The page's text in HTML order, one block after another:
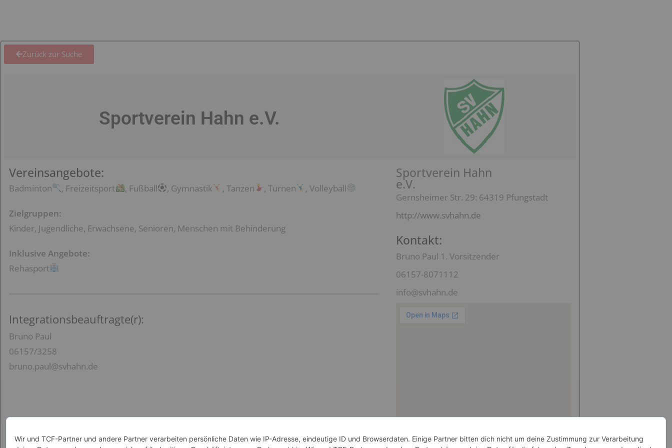
Zurück zur Suche
Sportverein Hahn e.V.
Vereinsangebote:
Badminton , Freizeitsport , Fußball , Gymnastik , Tanzen , Turnen , Volleyball
Zielgruppen:
Kinder, Jugendliche, Erwachsene, Senioren, Menschen mit Behinderung
Inklusive Angebote:
Rehasport
Integrationsbeauftragte(r):
Bruno Paul
06157/3258
bruno.paul@svhahn.de
Sportverein Hahn
e.V.
Gernsheimer Str. 29: 64319 Pfungstadt
http://www.svhahn.de
Kontakt:
Bruno Paul 1. Vorsitzender
06157-8071112
info@svhahn.de